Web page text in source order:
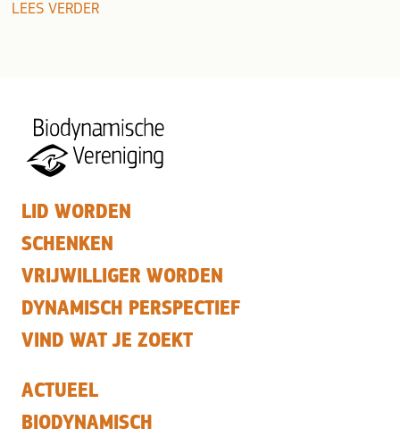
LEES VERDER
LID WORDEN
SCHENKEN
VRIJWILLIGER WORDEN
DYNAMISCH PERSPECTIEF
VIND WAT JE ZOEKT
ACTUEEL
BIODYNAMISCH